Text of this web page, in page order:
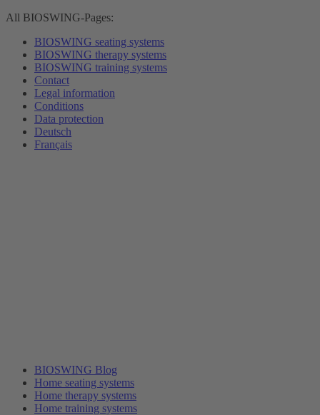
All BIOSWING-Pages:
BIOSWING seating systems
BIOSWING therapy systems
BIOSWING training systems
Contact
Legal information
Conditions
Data protection
Deutsch
Français
BIOSWING Blog
Home seating systems
Home therapy systems
Home training systems